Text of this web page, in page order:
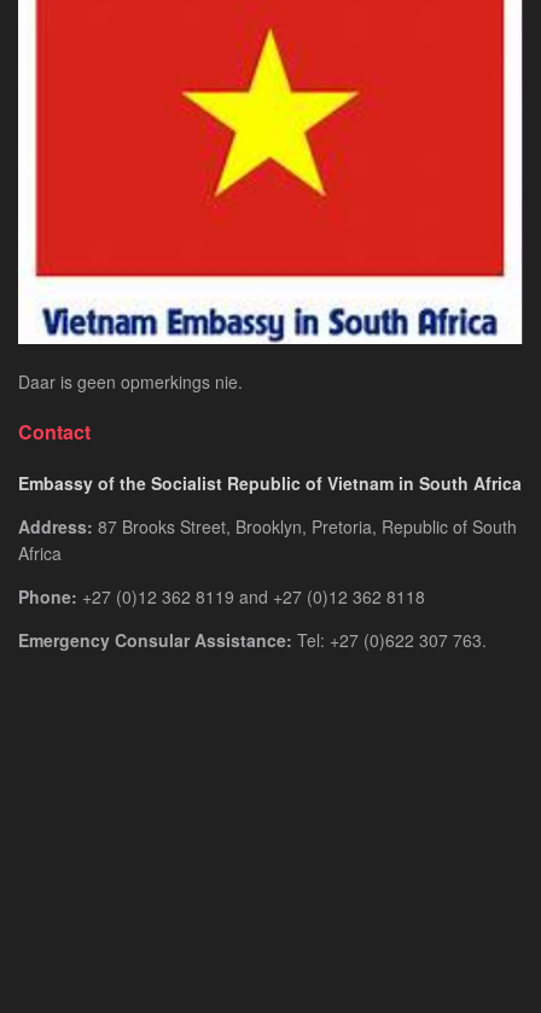
Vietnam
Visum
Suid-
Afrika
–
Jou
Gids
na
Toegang
Daar is geen opmerkings nie.
Contact
Embassy of the Socialist Republic of Vietnam in South Africa
Address: 87 Brooks Street, Brooklyn, Pretoria, Republic of South
Africa
Phone: +27 (0)12 362 8119 and +27 (0)12 362 8118
Emergency Consular Assistance: Tel: +27 (0)622 307 763.